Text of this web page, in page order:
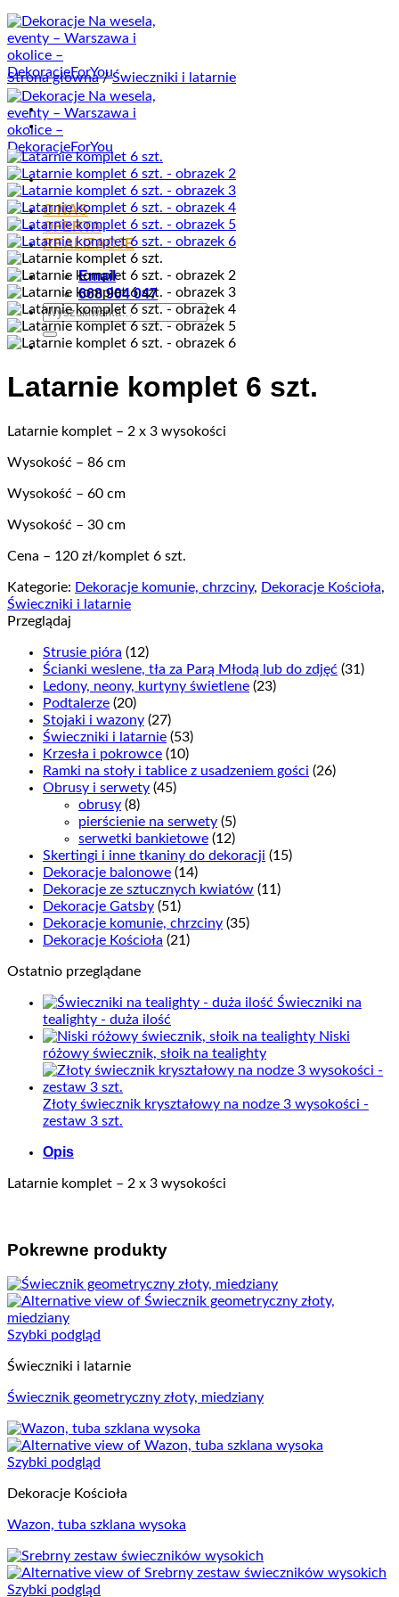
Przewiń
do
zawartości
O NAS
OFERTA
REALIZACJE
Email
668 904 047
Szukaj:
Strona główna / Świeczniki i latarnie
Latarnie komplet 6 szt.
Latarnie komplet – 2 x 3 wysokości
Wysokość – 86 cm
Wysokość – 60 cm
Wysokość – 30 cm
Cena – 120 zł/komplet 6 szt.
Kategorie: Dekoracje komunie, chrzciny, Dekoracje Kościoła,
Świeczniki i latarnie
Przeglądaj
Strusie pióra (12)
Ścianki weslene, tła za Parą Młodą lub do zdjęć (31)
Ledony, neony, kurtyny świetlene (23)
Podtalerze (20)
Stojaki i wazony (27)
Świeczniki i latarnie (53)
Krzesła i pokrowce (10)
Ramki na stoły i tablice z usadzeniem gości (26)
Obrusy i serwety (45)
obrusy (8)
pierścienie na serwety (5)
serwetki bankietowe (12)
Skertingi i inne tkaniny do dekoracji (15)
Dekoracje balonowe (14)
Dekoracje ze sztucznych kwiatów (11)
Dekoracje Gatsby (51)
Dekoracje komunie, chrzciny (35)
Dekoracje Kościoła (21)
Ostatnio przeglądane
Świeczniki na
tealighty - duża ilość
Niski
różowy świecznik, słoik na tealighty
Złoty świecznik kryształowy na nodze 3 wysokości -
zestaw 3 szt.
Opis
Latarnie komplet – 2 x 3 wysokości
Pokrewne produkty
Szybki podgląd
Świeczniki i latarnie
Świecznik geometryczny złoty, miedziany
Szybki podgląd
Dekoracje Kościoła
Wazon, tuba szklana wysoka
Szybki podgląd